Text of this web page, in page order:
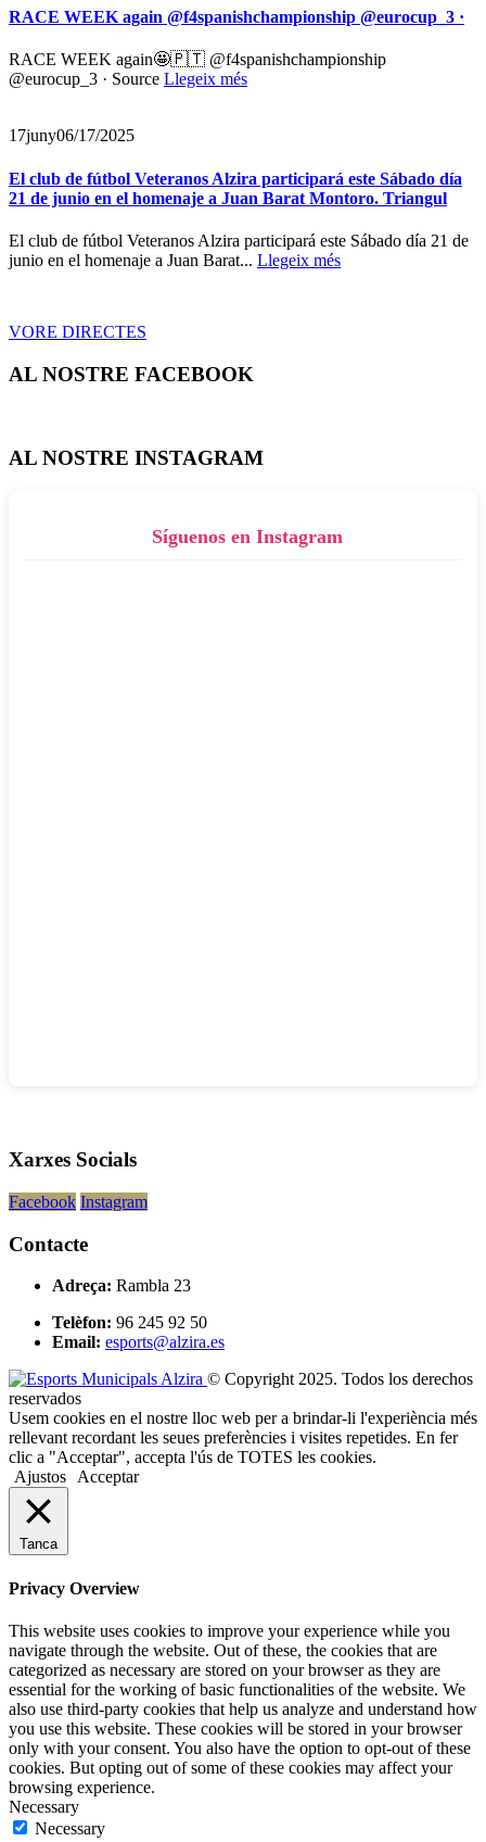
RACE WEEK again @f4spanishchampionship @eurocup_3 ·
RACE WEEK again🤩🇵🇹 @f4spanishchampionship
@eurocup_3 · Source Llegeix més
17juny06/17/2025
El club de fútbol Veteranos Alzira participará este Sábado día
21 de junio en el homenaje a Juan Barat Montoro. Triangul
El club de fútbol Veteranos Alzira participará este Sábado día 21 de
junio en el homenaje a Juan Barat... Llegeix més
VORE DIRECTES
AL NOSTRE FACEBOOK
AL NOSTRE INSTAGRAM
Síguenos en Instagram
Xarxes Socials
Facebook Instagram
Contacte
Adreça: Rambla 23
Telèfon: 96 245 92 50
Email: esports@alzira.es
© Copyright 2025. Todos los derechos
reservados
Usem cookies en el nostre lloc web per a brindar-li l'experiència més
rellevant recordant les seues preferències i visites repetides. En fer
clic a "Acceptar", accepta l'ús de TOTES les cookies.
Ajustos
Acceptar
Tanca
Privacy Overview
This website uses cookies to improve your experience while you
navigate through the website. Out of these, the cookies that are
categorized as necessary are stored on your browser as they are
essential for the working of basic functionalities of the website. We
also use third-party cookies that help us analyze and understand how
you use this website. These cookies will be stored in your browser
only with your consent. You also have the option to opt-out of these
cookies. But opting out of some of these cookies may affect your
browsing experience.
Necessary
Necessary